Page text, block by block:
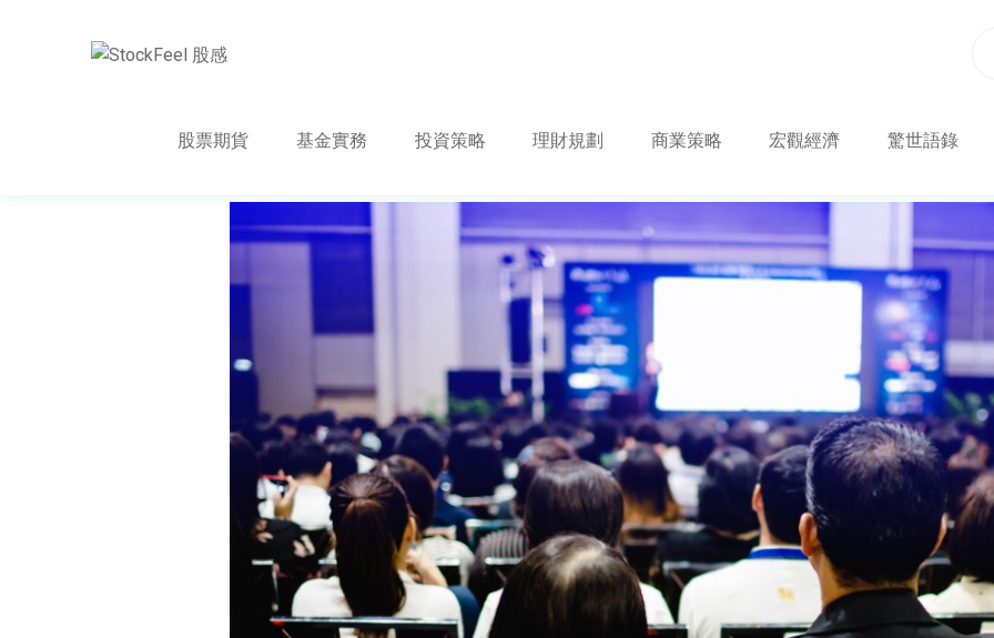
股票期貨 基金實務 投資策略 理財規劃 商業策略 宏觀經濟 驚世語錄